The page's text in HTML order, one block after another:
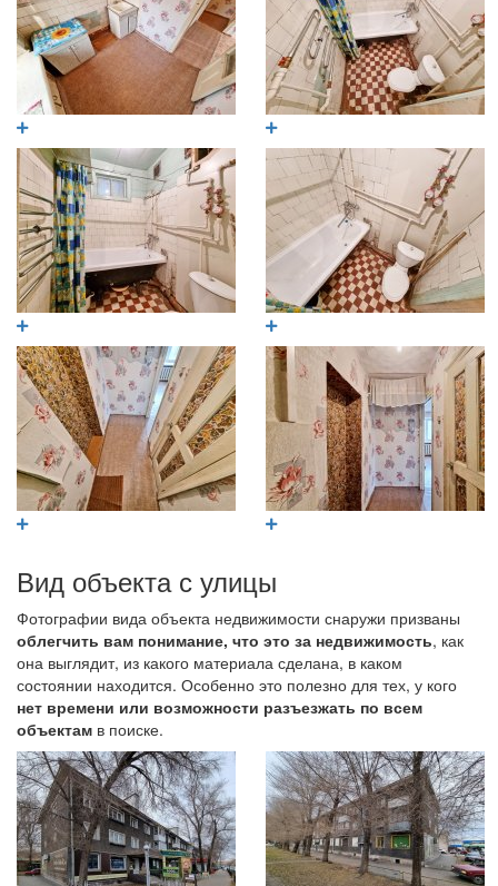
Вид объекта с улицы
Фотографии вида объекта недвижимости снаружи призваны
облегчить вам понимание, что это за недвижимость, как
она выглядит, из какого материала сделана, в каком
состоянии находится. Особенно это полезно для тех, у кого
нет времени или возможности разъезжать по всем
объектам в поиске.